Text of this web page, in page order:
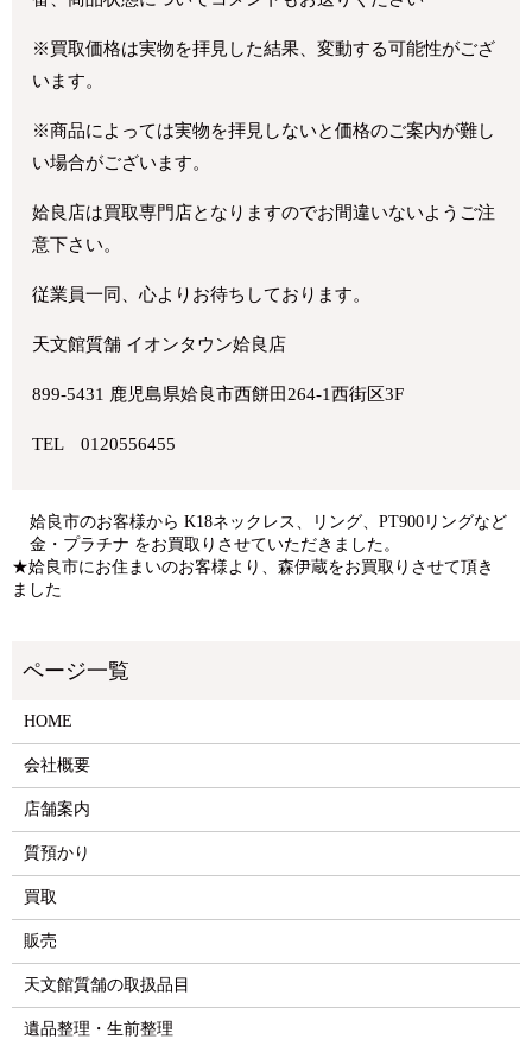
※買取価格は実物を拝見した結果、変動する可能性がござ
います。
※商品によっては実物を拝見しないと価格のご案内が難し
い場合がございます。
姶良店は買取専門店となりますのでお間違いないようご注
意下さい。
従業員一同、心よりお待ちしております。
天文館質舗 イオンタウン姶良店
899-5431 鹿児島県姶良市西餅田264-1西街区3F
TEL 0120556455
姶良市のお客様から K18ネックレス、リング、PT900リングなど
金・プラチナ をお買取りさせていただきました。
★姶良市にお住まいのお客様より、森伊蔵をお買取りさせて頂き
ました
HOME
会社概要
店舗案内
質預かり
買取
販売
天文館質舗の取扱品目
遺品整理・生前整理